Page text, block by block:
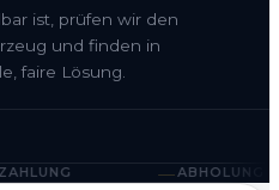
ist, prüfen wir den
und finden in
faire Lösung.
—ABHOLUNG IN TODTNAU